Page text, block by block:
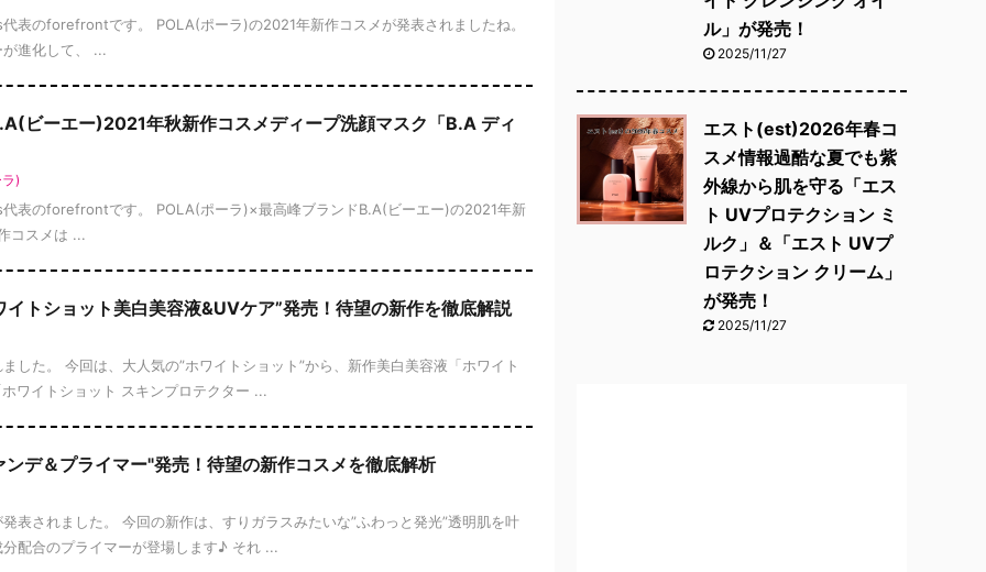
のforefrontです。 POLA(ポーラ)の2021年新作コスメが発表されましたね。
進化して、 ...
ビーエー)2021年秋新作コスメディープ洗顔マスク「B.A ディ
)
表のforefrontです。 POLA(ポーラ)×最高峰ブランドB.A(ビーエー)の2021年新
コスメは ...
トショット美白美容液&UVケア”発売！待望の新作を徹底解説
した。 今回は、大人気の”ホワイトショット”から、新作美白美容液「ホワイト
ワイトショット スキンプロテクター ...
デ＆プライマー"発売！待望の新作コスメを徹底解析
表されました。 今回の新作は、すりガラスみたいな”ふわっと発光”透明肌を叶
配合のプライマーが登場します♪ それ ...
ル」が発売！
2025/11/27
エスト(est)2026年春コ
スメ情報過酷な夏でも紫
外線から肌を守る「エス
ト UVプロテクション ミ
ルク」＆「エスト UVプ
ロテクション クリーム」
が発売！
2025/11/27